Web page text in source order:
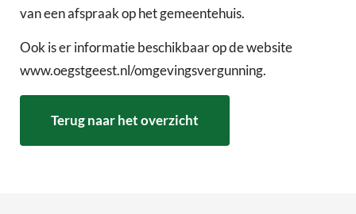
van een afspraak op het gemeentehuis.
Ook is er informatie beschikbaar op de website
www.oegstgeest.nl/omgevingsvergunning.
Terug naar het overzicht